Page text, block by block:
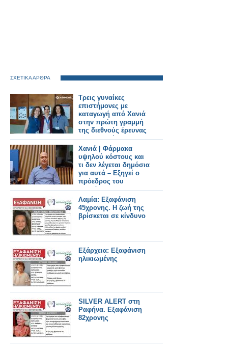
ΣΧΕΤΙΚΑ ΑΡΘΡΑ
Τρεις γυναίκες
επιστήμονες με
καταγωγή από Χανιά
στην πρώτη γραμμή
της διεθνούς έρευνας
στη φυσική
Χανιά | Φάρμακα
υψηλού κόστους και
τι δεν λέγεται δημόσια
για αυτά – Εξηγεί ο
πρόεδρος του
Συλλόγου
Φαρμακοποιών
Μανώλης
Κατσαράκης
Λαμία: Εξαφάνιση
45χρονης. Η ζωή της
βρίσκεται σε κίνδυνο
Εξάρχεια: Εξαφάνιση
ηλικιωμένης
SILVER ALERT στη
Ραφήνα. Εξαφάνιση
82χρονης